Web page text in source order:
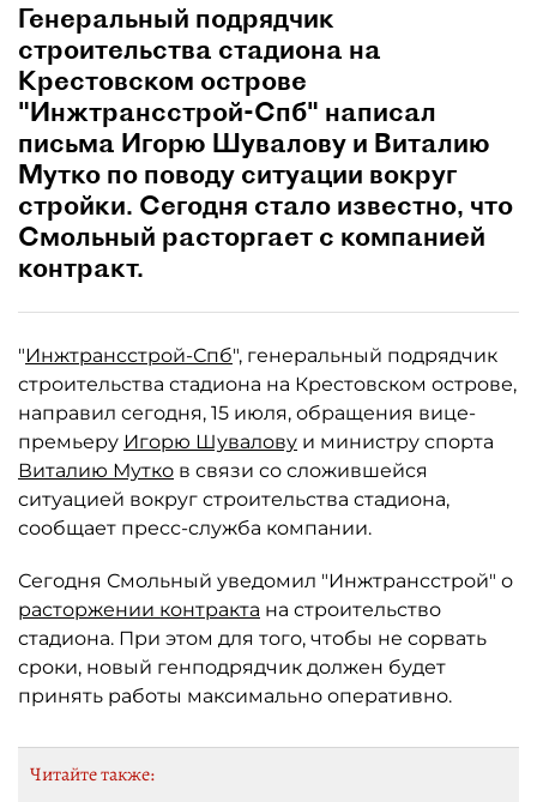
Генеральный подрядчик
строительства стадиона на
Крестовском острове
"Инжтрансстрой-Спб" написал
письма Игорю Шувалову и Виталию
Мутко по поводу ситуации вокруг
стройки. Сегодня стало известно, что
Смольный расторгает с компанией
контракт.
"Инжтрансстрой-Спб", генеральный подрядчик
строительства стадиона на Крестовском острове,
направил сегодня, 15 июля, обращения вице-
премьеру Игорю Шувалову и министру спорта
Виталию Мутко в связи со сложившейся
ситуацией вокруг строительства стадиона,
сообщает пресс-служба компании.
Сегодня Смольный уведомил "Инжтрансстрой" о
расторжении контракта на строительство
стадиона. При этом для того, чтобы не сорвать
сроки, новый генподрядчик должен будет
принять работы максимально оперативно.
Читайте также: